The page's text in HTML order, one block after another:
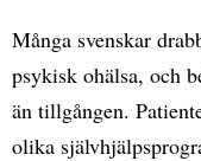
Många svenskar
psykisk ohälsa, och
än tillgången.
olika